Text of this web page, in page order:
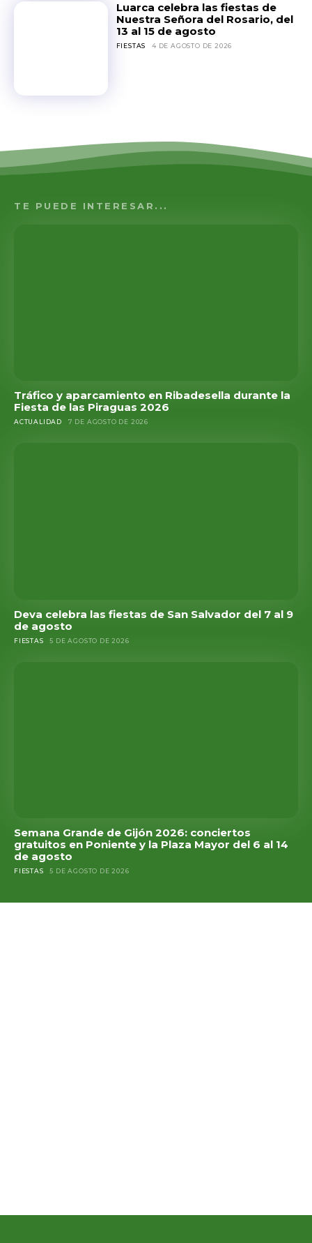
Luarca celebra las fiestas de
Nuestra Señora del Rosario, del
13 al 15 de agosto
FIESTAS 4 DE AGOSTO DE 2026
TE PUEDE INTERESAR...
Tráfico y aparcamiento en Ribadesella durante la
Fiesta de las Piraguas 2026
ACTUALIDAD 7 DE AGOSTO DE 2026
Deva celebra las fiestas de San Salvador del 7 al 9
de agosto
FIESTAS 5 DE AGOSTO DE 2026
Semana Grande de Gijón 2026: conciertos
gratuitos en Poniente y la Plaza Mayor del 6 al 14
de agosto
FIESTAS 5 DE AGOSTO DE 2026